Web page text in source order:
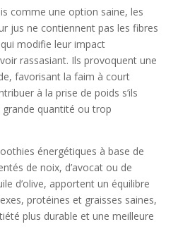
comme une option saine, les
jus ne contiennent pas les fibres
modifie leur impact
rassasiant. Ils provoquent une
favorisant la faim à court
à la prise de poids s’ils
quantité ou trop
énergétiques à base de
de noix, d’avocat ou de
d’olive, apportent un équilibre
protéines et graisses saines,
plus durable et une meilleure